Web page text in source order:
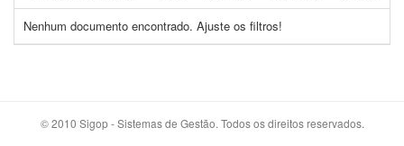
Nenhum documento encontrado. Ajuste os filtros!
© 2010 Sigop - Sistemas de Gestão. Todos os direitos reservados.